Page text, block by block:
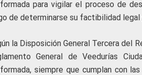
para vigilar el proceso de
de determinarse su factibilidad legal
la Disposición General Tercera del
General de Veedurías
siempre que cumplan con